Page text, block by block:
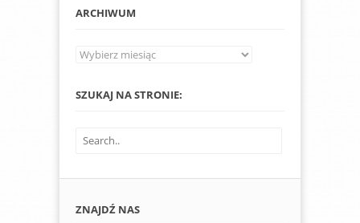
ARCHIWUM
Archiwum
SZUKAJ NA STRONIE:
ZNAJDŹ NAS